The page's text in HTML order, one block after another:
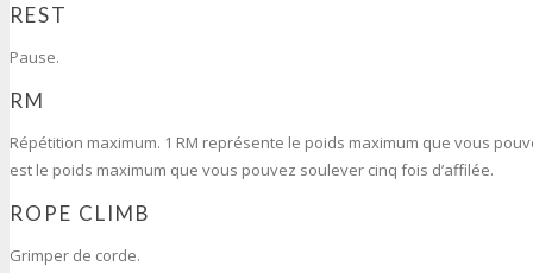
REST
Pause.
RM
Répétition maximum. 1 RM représente le poids maximum que vous
est le poids maximum que vous pouvez soulever cinq fois d’affilée.
ROPE CLIMB
Grimper de corde.